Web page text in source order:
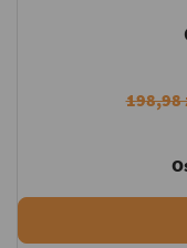
198,98